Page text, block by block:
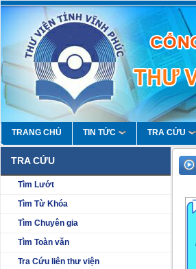
TRANG CHỦ TIN TỨC TRA CỨU
TRA CỨU
Tìm Lướt
Tìm Từ Khóa
Tìm Chuyên gia
Tìm Toàn văn
Tra Cứu liên thư viện